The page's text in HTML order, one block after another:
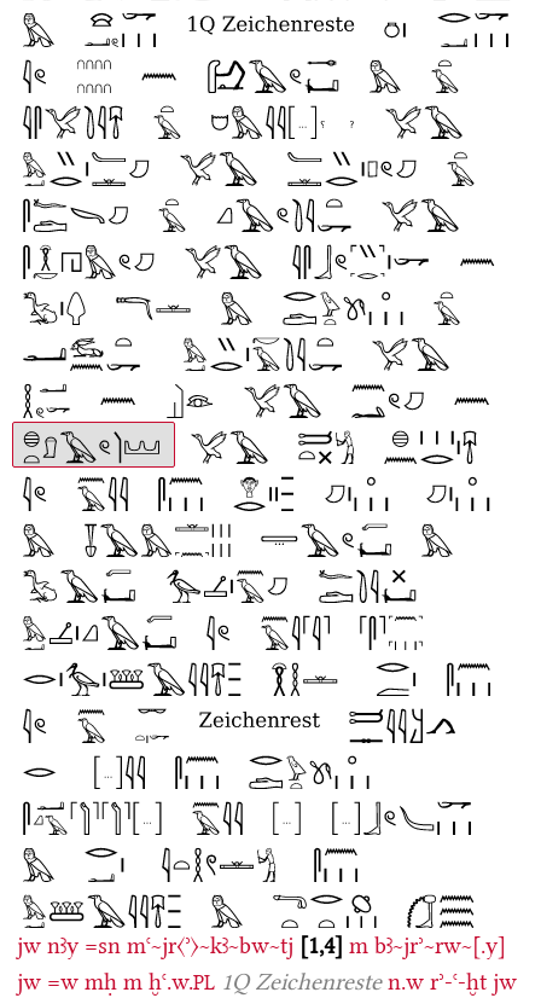
jw nꜣy =sn mꜥ~jr〈ʾ〉~kꜣ~bw~tj 1,4 m bꜣ~jrʾ~rw~[.y]
jw =w mḥ m ḫꜥ.w.PL 1Q Zeichenreste n.w rʾ-ꜥ-ḫt jw